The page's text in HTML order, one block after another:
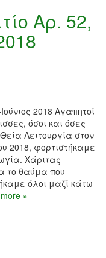
Αρ. 52,
2018 Αγαπητοί
όσοι και όσες
Λειτουργία στον
2018, φορτιστήκαμε
Χάριτας
το θαύμα που
όλοι μαζί κάτω
»